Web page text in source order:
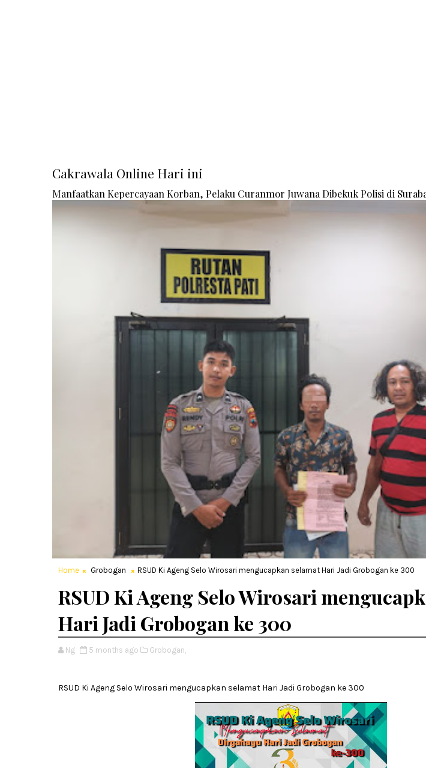
Cakrawala Online Hari ini
Manfaatkan Kepercayaan Korban, Pelaku Curanmor Juwana Dibekuk Polisi di
Home Grobogan RSUD Ki Ageng Selo Wirosari mengucapkan selamat Hari Jadi Grobogan ke 300
RSUD Ki Ageng Selo Wirosari
Hari Jadi Grobogan ke 300
Ng 5 months ago Grobogan,
RSUD Ki Ageng Selo Wirosari mengucapkan selamat Hari Jadi Grobogan ke 300